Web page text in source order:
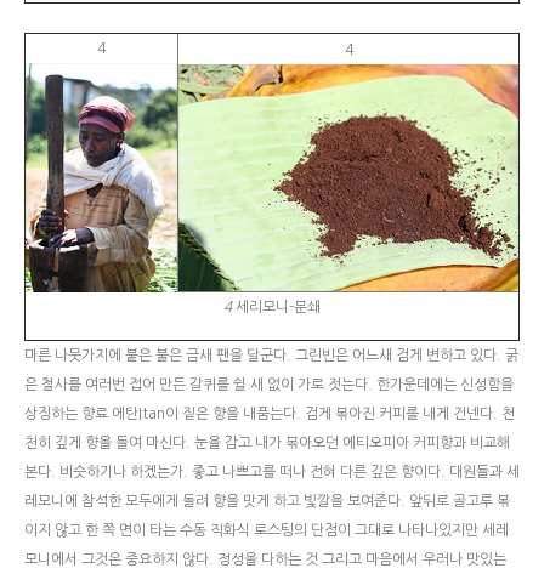
4 4
4 세리모니-분쇄
마른 나뭇가지에 붙은 불은 금새 팬을 달군다. 그린빈은 어느새 검게 변하고 있다. 굵
은 철사를 여러번 접어 만든 갈퀴를 쉴 새 없이 가로 젓는다. 한가운데에는 신성함을
상징하는 향료 에탄Itan이 짙은 향을 내품는다. 검게 볶아진 커피를 내게 건넨다. 천
천히 깊게 향을 들여 마신다. 눈을 감고 내가 볶아오던 에티오피아 커피향과 비교해
본다. 비슷하기나 하겠는가. 좋고 나쁘고를 떠나 전혀 다른 깊은 향이다. 대원들과 세
레모니에 참석한 모두에게 돌려 향을 맛게 하고 빛깔을 보여준다. 앞뒤로 골고루 볶
이지 않고 한 쪽 면이 타는 수동 직화식 로스팅의 단점이 그대로 나타나있지만 세레
모니에서 그것은 중요하지 않다. 정성을 다하는 것 그리고 마음에서 우러나 맛있는